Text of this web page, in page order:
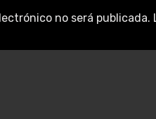
no será publicada.